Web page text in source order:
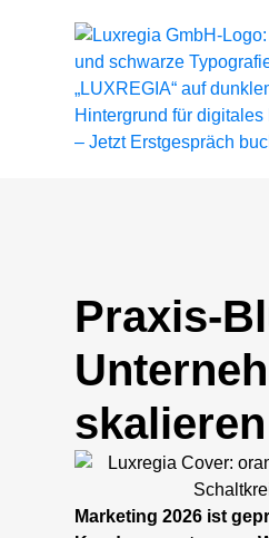
Praxis-
skalieren
Marketing 2026 ist